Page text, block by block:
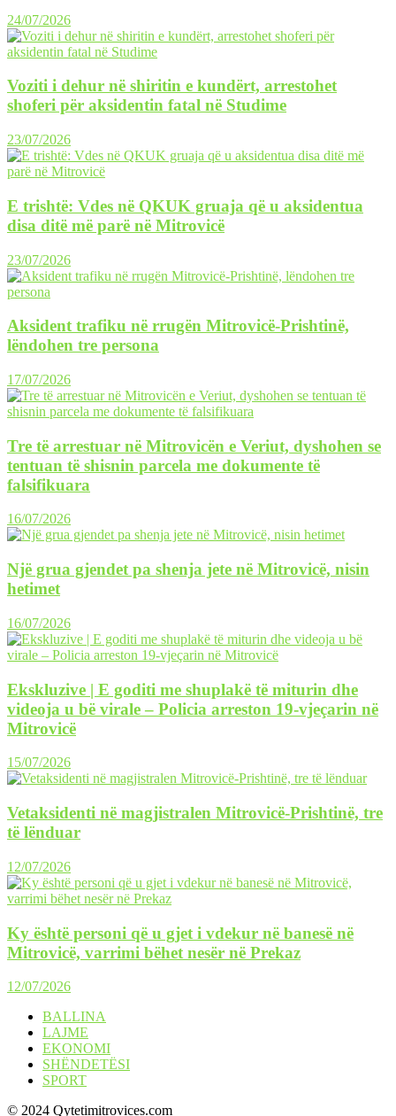
24/07/2026
Voziti i dehur në shiritin e kundërt, arrestohet
shoferi për aksidentin fatal në Studime
23/07/2026
E trishtë: Vdes në QKUK gruaja që u aksidentua
disa ditë më parë në Mitrovicë
23/07/2026
Aksident trafiku në rrugën Mitrovicë-Prishtinë,
lëndohen tre persona
17/07/2026
Tre të arrestuar në Mitrovicën e Veriut, dyshohen se
tentuan të shisnin parcela me dokumente të
falsifikuara
16/07/2026
Një grua gjendet pa shenja jete në Mitrovicë, nisin
hetimet
16/07/2026
Ekskluzive | E goditi me shuplakë të miturin dhe
videoja u bë virale – Policia arreston 19-vjeçarin në
Mitrovicë
15/07/2026
Vetaksidenti në magjistralen Mitrovicë-Prishtinë, tre
të lënduar
12/07/2026
Ky është personi që u gjet i vdekur në banesë në
Mitrovicë, varrimi bëhet nesër në Prekaz
12/07/2026
BALLINA
LAJME
EKONOMI
SHËNDETËSI
SPORT
© 2024 Qytetimitrovices.com